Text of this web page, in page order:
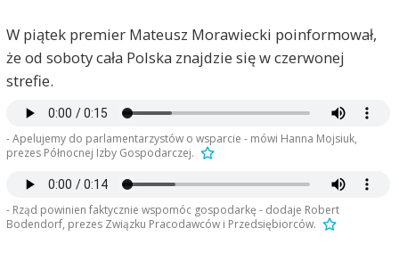
W piątek premier Mateusz Morawiecki poinformował,
że od soboty cała Polska znajdzie się w czerwonej
strefie.
- Apelujemy do parlamentarzystów o wsparcie - mówi Hanna Mojsiuk,
prezes Północnej Izby Gospodarczej.
- Rząd powinien faktycznie wspomóc gospodarkę - dodaje Robert
Bodendorf, prezes Związku Pracodawców i Przedsiębiorców.